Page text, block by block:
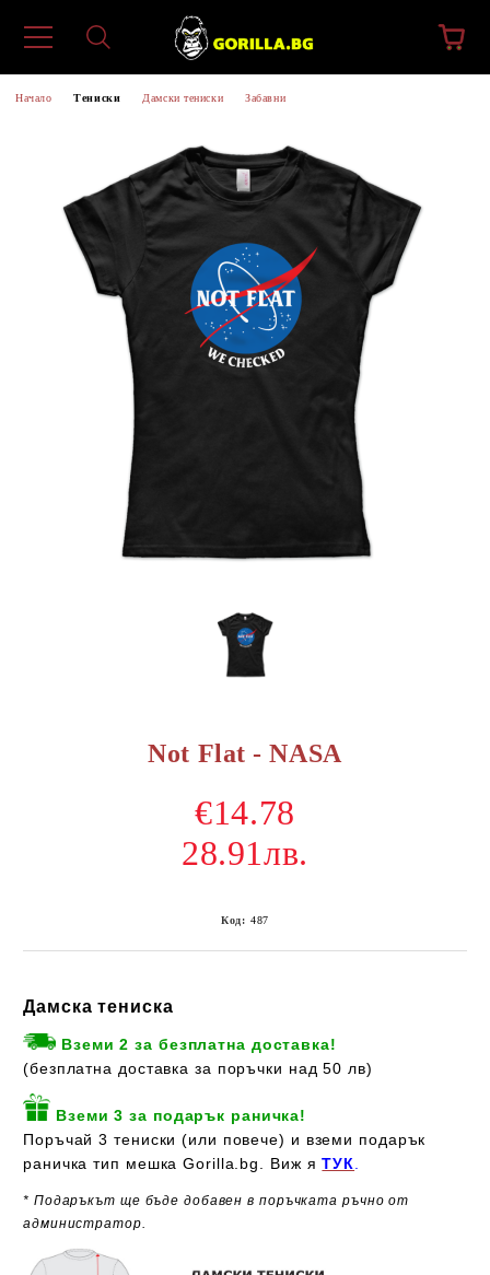
Начало Тениски Дамски тениски Забавни
Not Flat - NASA
€14.78
28.91лв.
Код: 487
Дамска тениска
Вземи 2 за безплатна доставка!
(безплатна доставка за поръчки над 50 лв)
Вземи 3 за подарък раничка!
Поръчай 3 тениски (или повече) и вземи подарък
раничка тип мешка Gorilla.bg. Виж яТУК
* Подаръкът ще бъде добавен в поръчката ръчно от
администратор.